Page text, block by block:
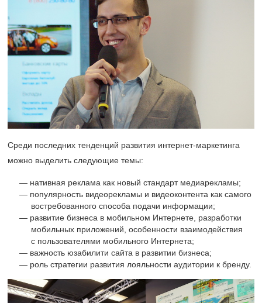
Среди последних тенденций развития интернет-маркетинга
можно выделить следующие темы:
нативная реклама как новый стандарт медиарекламы;
популярность видеорекламы и видеоконтента как самого
востребованного способа подачи информации;
развитие бизнеса в мобильном Интернете, разработки
мобильных приложений, особенности взаимодействия
с пользователями мобильного Интернета;
важность юзабилити сайта в развитии бизнеса;
роль стратегии развития лояльности аудитории к бренду.